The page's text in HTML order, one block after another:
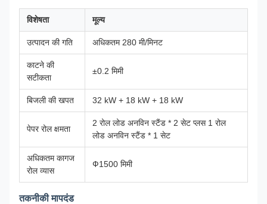
विशेषता मूल्य
उत्पादन की गति अधिकतम 280 मी/मिनट
काटने की
सटीकता
±0.2 मिमी
बिजली की खपत 32 kW + 18 kW + 18 kW
पेपर रोल क्षमता
2 रोल लोड अनविन स्टैंड * 2 सेट प्लस 1 रोल
लोड अनविन स्टैंड * 1 सेट
अधिकतम कागज
रोल व्यास
Ф1500 मिमी
तकनीकी मापदंड